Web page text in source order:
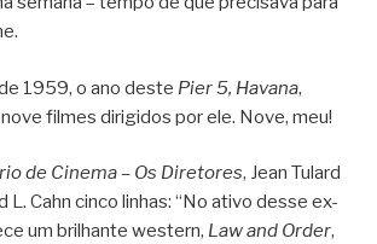
1959, o ano deste Pier 5, Havana,
filmes dirigidos por ele. Nove, meu!
de Cinema – Os Diretores, Jean Tulard
L. Cahn cinco linhas: “No ativo desse ex-
um brilhante western, Law and Order,